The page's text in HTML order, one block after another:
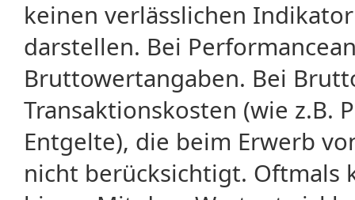
keinen verlässlichen
darstellen. Bei
Bruttowertangaben. Bei
Transaktionskosten (wie z.B.
Entgelte), die beim Erwerb
nicht berücksichtigt. Oftmals